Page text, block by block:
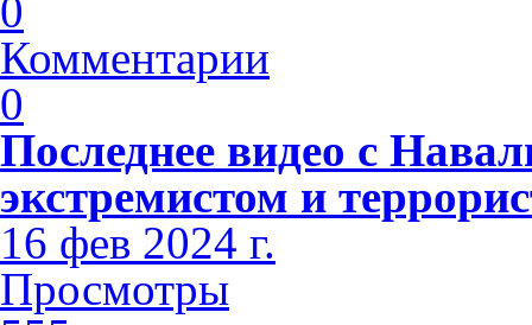
0
Комментарии
0
Последнее видео с
экстремистом и
16 фев 2024 г.
Просмотры